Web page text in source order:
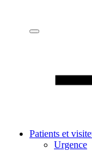
Patients et
Urgence